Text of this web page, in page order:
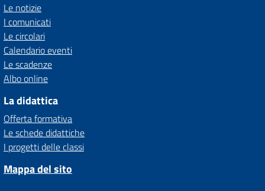
Le notizie
I comunicati
Le circolari
Calendario eventi
Le scadenze
Albo online
La didattica
Offerta formativa
Le schede didattiche
I progetti delle classi
Mappa del sito